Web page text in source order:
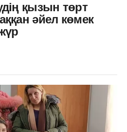
қызын төрт
әйел көмек